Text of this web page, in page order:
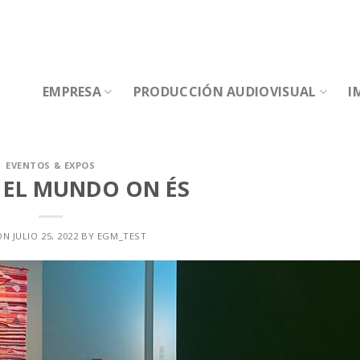
EMPRESA PRODUCCIÓN AUDIOVISUAL
EVENTOS & EXPOS
MUNDO ON ÉS
JULIO 25, 2022 BY EGM_TEST